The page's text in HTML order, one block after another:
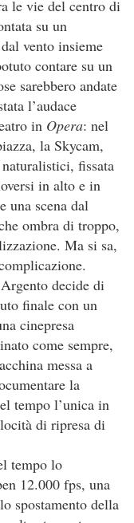
le vie del centro di
su un
vento insieme
contare su un
sarebbero andate
l’audace
in Opera: nel
la Skycam,
fissata
in alto e in
una scena dal
ombra di troppo,
Ma si sa,
decide di
finale con un
cinepresa
come sempre,
messa a
la
tempo l’unica in
di ripresa di
tempo lo
12.000 fps, una
spostamento della